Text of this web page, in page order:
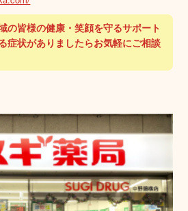
の皆様の健康・笑顔を守るサポート
症状がありましたらお気軽にご相談